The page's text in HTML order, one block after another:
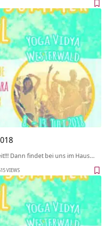
Dann findet bei uns im Haus…
VIEWS